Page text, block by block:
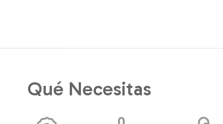
Qué Necesitas